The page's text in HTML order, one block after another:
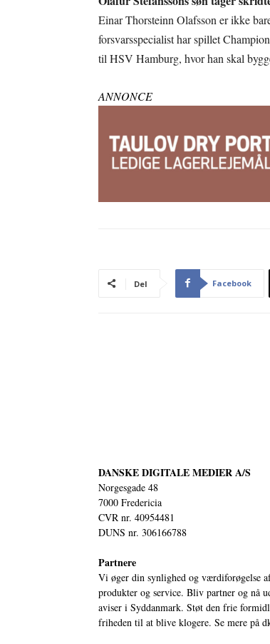
Einar Thorsteinn Olafsson er ikke
forsvarsspecialist har spillet
til HSV Hamburg, hvor han skal
ANNONCE
Del Facebook
DANSKE DIGITALE MEDIER A/S
Norgesgade 48
7000 Fredericia
CVR nr. 40954481
DUNS nr. 306166788
Partnere
Vi øger din synlighed og værdiforøgelse
produkter og service. Bliv partner og nå
aviser i Syddanmark. Støt den frie
friheden til at blive klogere. Se mere på